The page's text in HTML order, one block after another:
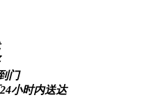
门
小时内送达